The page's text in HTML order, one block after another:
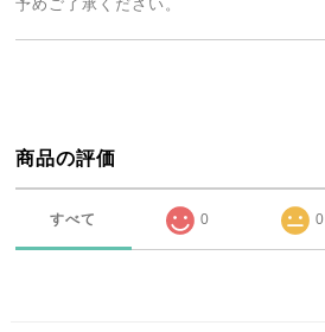
予めご了承ください。
商品の評価
すべて 0 0